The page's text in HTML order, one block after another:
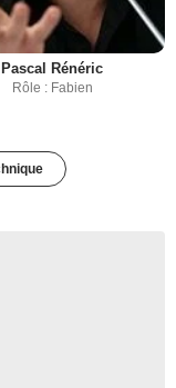
Pascal Rénéric
Rôle : Fabien